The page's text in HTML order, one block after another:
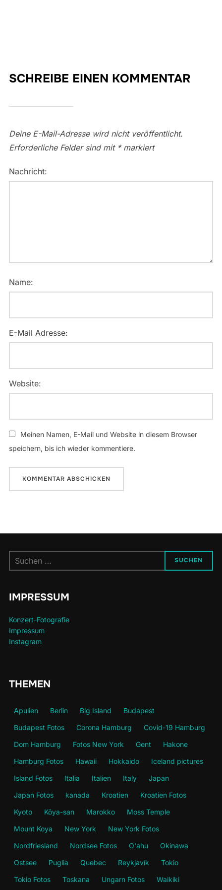
SCHREIBE EINEN KOMMENTAR
Deine E-Mail-Adresse wird nicht veröffentlicht.
Erforderliche Felder sind mit *markiert
Nachricht:
Name:
E-Mail Adresse:
Website:
Meinen Namen, E-Mail und Website in diesem Browser
speichern, bis ich wieder kommentiere.
nach:
SUCHEN
IMPRESSUM
Konzert-Fotografie
Impressum
Instagram
THEMEN
Apulien Berlin Big Island
Budapest
Budapest Fotos
Corona Hamburg
Covid-19 Hamburg
Dom Hamburg
Fotos New York Gent
Hakone
Hamburg Fotos
Hawaii Hokkaido
Iceland pictures
Island Fotos
Italia Italien Italy
Japan
Japan Fotos
kanada Kroatien
Kroatien Fotos
Kyoto
Kōya-san Marokko
Moss Temple
Mount Koya
New York
New York Fotos
Nordfriesland
Nordsee Fotos O'ahu
Okinawa
Ostsee
Puglia Quebec Reykjavík
Tokio
Tokio Fotos
Toskana Ungarn Fotos Waikiki